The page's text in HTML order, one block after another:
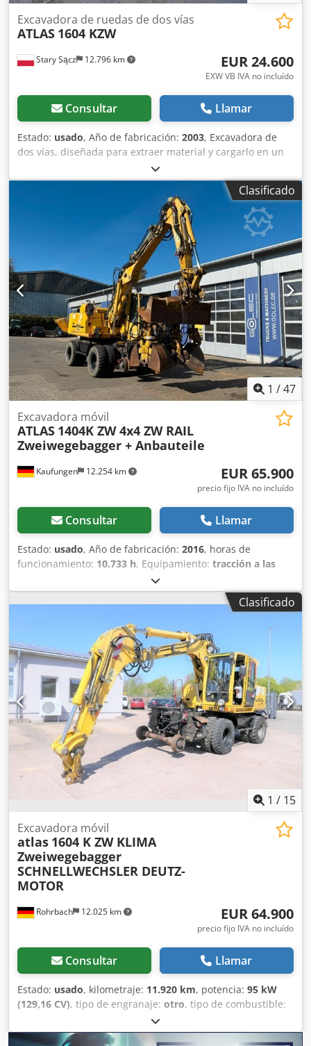
Stary Sącz 12.796 km
Excavadora de ruedas de dos vías
ATLAS 1604 KZW
EUR 24.600
EXW VB IVA no incluído
Consultar Llamar
Estado: usado, Año de fabricación: 2003, Excavadora de
dos vías, diseñada para extraer material y cargarlo en un
vagón o en un vehículo de transporte. La máquina se
utiliza en los siguientes trabajos: - en vías férreas y
tranviarias - en trabajos de mantenimiento y alrededor de
las vías - en trabajos de excavación y construcción de
carreteras Crsdpehutkfjfx Aftsf Fabricante: ATLAS Modelo:
1604 KZW Año de fabricación: 2003 Peso en vacío: 22.000
kg Dimensiones: 5,9 x 2,5 m, altura: 3,0 m Potencia del
motor: 90 kW Equipamiento: - aire acondicionado -
calefacción Webasto - brazo articulado triple - enganche
delantero y trasero - conexión adicional para martillo
neumático - cámara de visión trasera - cuatro soportes
laterales hidráulicos - sistema de control tipo joystick
Estado técnico: usada, en buen estado de funcionamiento
Clasificado
1 /47
Kaufungen 12.254 km
Excavadora móvil
ATLAS 1404K ZW 4x4 ZW RAIL
Zweiwegebagger + Anbauteile
EUR 65.900
precio fijo IVA no incluído
Consultar Llamar
Estado: usado, Año de fabricación: 2016, horas de
funcionamiento: 10.733 h, Equipamiento: tracción a las
, Número de vehículo interno: G400121
Crjdpfx Aoyzk Ihsftof Disponible inmediatamente en
nuestras instalaciones de Kaufungen. Más información en:
* Golec Nutzfahrzeuge GmbH (alemán, inglés, búlgaro,
ruso) * Viktoria Sologubova (polaco, ruso, ucraniano,
inglés) ATLAS ZW 1404 Año de fabricación: 2016 10.733
horas + con los siguientes accesorios: - Pala excavadora -
Pinza de 800 mm - Pinza de 280 mm - Gancho de carga
Sistema de lubricación centralizado Aire acondicionado
Calefacción de estacionamiento Cámara de visión trasera
Peso bruto admisible: 20.000 kg Ejemplo de financiación: *
Número interno: MK * Precio de compra: 65.900,00 € *
Pago inicial: 10 % * Plazo: 60 meses * Cuota mensual:
1.025,02 € Valor residual: 11.380,00 € Si esta oferta le
interesa o desea adaptarla a sus necesidades, póngase en
contacto con nosotros (Sr. Enchev). Estaremos encantados
de atenderle. Salvo error u omisión. Con gusto aceptamos
su vehículo usado como parte del pago. Posibilidad de
financiación directamente con nosotros. GOLEC
NUTZFAHRZEUGE GMBH Hablamos: alemán, inglés,
español, polaco, ucraniano, ruso, búlgaro.
Clasificado
1 / 15
Rohrbach 12.025 km
Excavadora móvil
atlas 1604 K ZW KLIMA
Zweiwegebagger
SCHNELLWECHSLER DEUTZ-
MOTOR
EUR 64.900
precio fijo IVA no incluído
Consultar Llamar
Estado: usado, kilometraje: 11.920 km, potencia: 95 kW
(129,16 CV), tipo de engranaje: otro, tipo de combustible:
, peso total:
vacío:21.816 kg, peso máximo de la carga:1.184 kg,